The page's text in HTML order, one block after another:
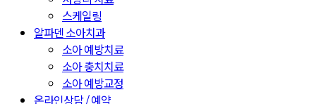
스케일링
알파덴 소아치과
소아 예방치료
소아 충치치료
소아 예방교정
온라인상담 / 예약